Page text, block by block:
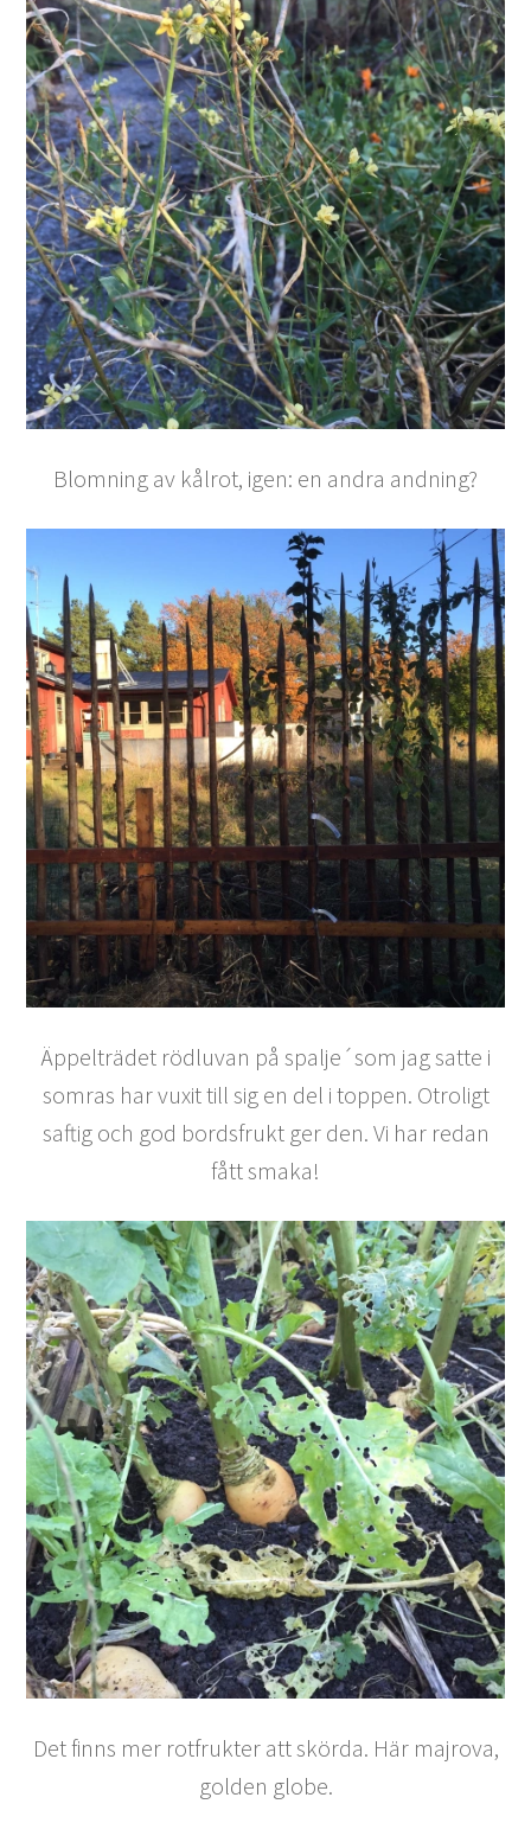
Blomning av kålrot, igen: en andra andning?
Äppelträdet rödluvan på spalje´som jag satte i
somras har vuxit till sig en del i toppen. Otroligt
saftig och god bordsfrukt ger den. Vi har redan
fått smaka!
Det finns mer rotfrukter att skörda. Här majrova,
golden globe.